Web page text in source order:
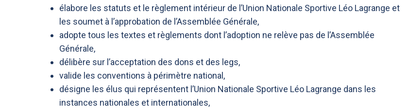
élabore les statuts et le règlement intérieur de l’Union Nationale Sportive Léo Lagrange et
les soumet à l’approbation de l’Assemblée Générale,
adopte tous les textes et règlements dont l’adoption ne relève pas de l’Assemblée
Générale,
délibère sur l’acceptation des dons et des legs,
valide les conventions à périmètre national,
désigne les élus qui représentent l’Union Nationale Sportive Léo Lagrange dans les
instances nationales et internationales,